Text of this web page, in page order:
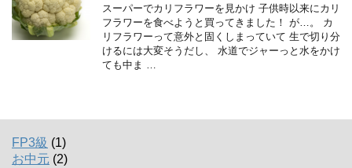
スーパーでカリフラワーを見かけ 子供時以来にカリ
フラワーを食べようと買ってきました！ が…。 カ
リフラワーって意外と固くしまっていて 生で切り分
けるには大変そうだし、 水道でジャーっと水をかけ
ても中ま …
FP3級 (1)
お中元 (2)